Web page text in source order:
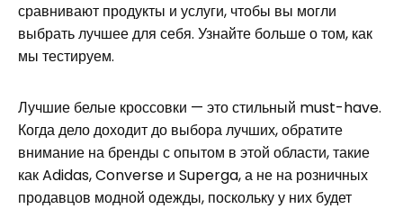
сравнивают продукты и услуги, чтобы вы могли
выбрать лучшее для себя. Узнайте больше о том, как
мы тестируем.
Лучшие белые кроссовки — это стильный must-have.
Когда дело доходит до выбора лучших, обратите
внимание на бренды с опытом в этой области, такие
как Adidas, Converse и Superga, а не на розничных
продавцов модной одежды, поскольку у них будет